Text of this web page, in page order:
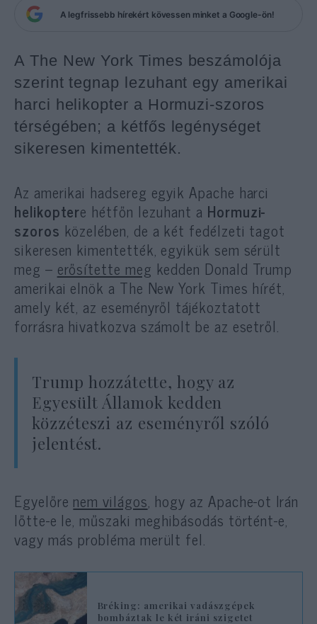
A legfrissebb hírekért kövessen minket a Google-ön!
A The New York Times beszámolója
szerint tegnap lezuhant egy amerikai
harci helikopter a Hormuzi-szoros
térségében; a kétfős legénységet
sikeresen kimentették.
Az amerikai hadsereg egyik Apache harci
helikoptere hétfőn lezuhant a Hormuzi-
szoros közelében, de a két fedélzeti tagot
sikeresen kimentették, egyikük sem sérült
meg – erősítette meg kedden Donald Trump
amerikai elnök a The New York Times hírét,
amely két, az eseményről tájékoztatott
forrásra hivatkozva számolt be az esetről.
Trump hozzátette, hogy az
Egyesült Államok kedden
közzéteszi az eseményről szóló
jelentést.
Egyelőre nem világos, hogy az Apache-ot Irán
lőtte-e le, műszaki meghibásodás történt-e,
vagy más probléma merült fel.
Bréking: amerikai vadászgépek
bombáztak le két iráni szigetet